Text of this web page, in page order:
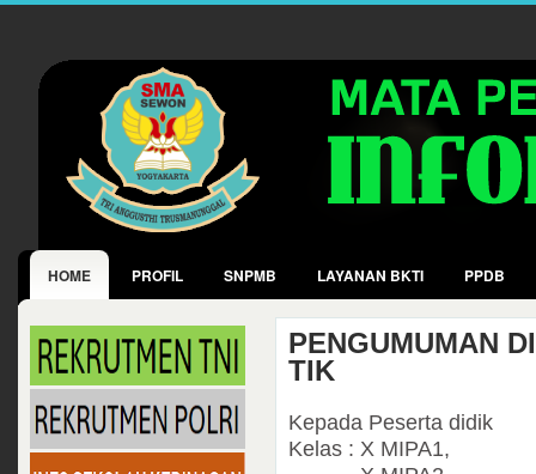
HOME PROFIL SNPMB LAYANAN BKTI PPDB
PENGUMUMAN
TIK
Kepada Peserta didik
Kelas : X MIPA1,